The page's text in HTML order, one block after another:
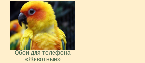
Обои для телефона
«Животные»